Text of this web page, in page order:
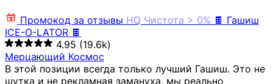
Промокод за отзывы HQ Чистота > 0% 🍫 Гашиш
ICE-O-LATOR 🍫
4.95 (19.6k)
Мерцающий Космос
В этой позиции всегда только лучший Гашиш. Это не
шутка и не рекламная замануха, мы реально